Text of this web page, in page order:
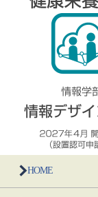
HOME